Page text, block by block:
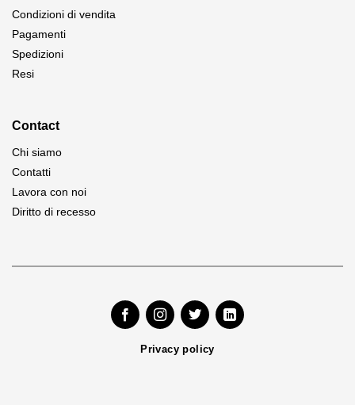
Condizioni di vendita
Pagamenti
Spedizioni
Resi
Contact
Chi siamo
Contatti
Lavora con noi
Diritto di recesso
Privacy policy